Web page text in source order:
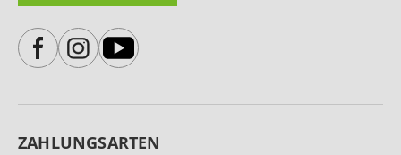
ZAHLUNGSARTEN